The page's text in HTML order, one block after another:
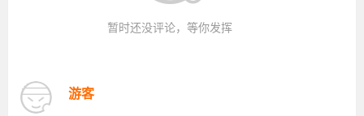
暂时还没评论，等你发挥
游客